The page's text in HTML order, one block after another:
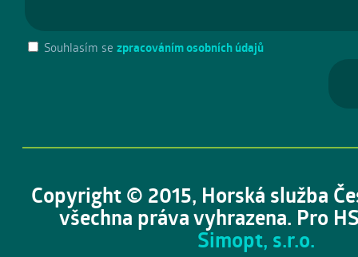
Souhlasím se zpracováním osobních údajů
Copyright © 2015, Horská služba
všechna práva vyhrazena. Pro
Simopt, s.r.o.